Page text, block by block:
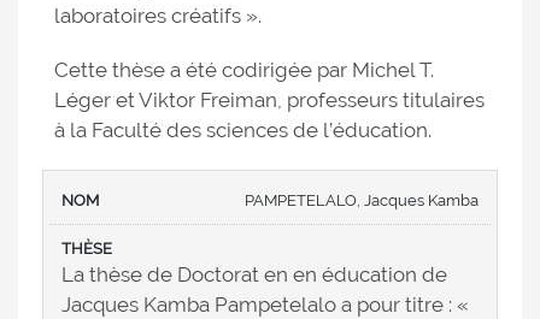
laboratoires créatifs ».
Cette thèse a été codirigée par Michel T.
Léger et Viktor Freiman, professeurs titulaires
à la Faculté des sciences de l’éducation.
PAMPETELALO, Jacques Kamba
La thèse de Doctorat en en éducation de
Jacques Kamba Pampetelalo a pour titre : «